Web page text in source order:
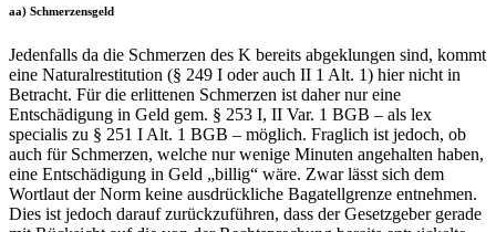
aa) Schmerzensgeld
Jedenfalls da die Schmerzen des K bereits abgeklungen sind, kommt
eine Naturalrestitution (§ 249 I oder auch II 1 Alt. 1) hier nicht in
Betracht. Für die erlittenen Schmerzen ist daher nur eine
Entschädigung in Geld gem. § 253 I, II Var. 1 BGB – als lex
specialis zu § 251 I Alt. 1 BGB – möglich. Fraglich ist jedoch, ob
auch für Schmerzen, welche nur wenige Minuten angehalten haben,
eine Entschädigung in Geld „billig“ wäre. Zwar lässt sich dem
Wortlaut der Norm keine ausdrückliche Bagatellgrenze entnehmen.
Dies ist jedoch darauf zurückzuführen, dass der Gesetzgeber gerade